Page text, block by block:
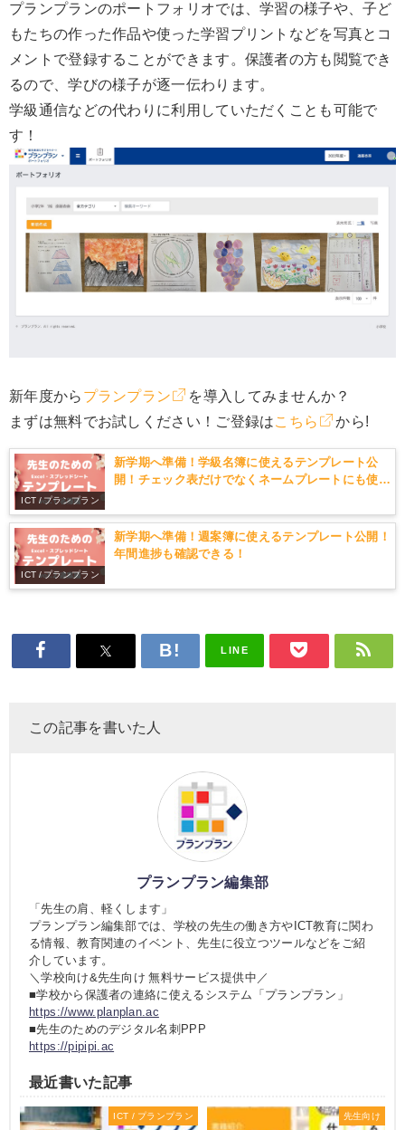
プランプランのポートフォリオでは、学習の様子や、子ど
もたちの作った作品や使った学習プリントなどを写真とコ
メントで登録することができます。保護者の方も閲覧でき
るので、学びの様子が逐一伝わります。
学級通信などの代わりに利用していただくことも可能で
す！
新年度から プランプラン
を導入してみませんか？
まずは無料でお試しください！ご登録は こちら から!
ICT / プランプラン
新学期へ準備！学級名簿に使えるテンプレート公
開！チェック表だけでなくネームプレートにも使え
ICT / プランプラン
新学期へ準備！週案簿に使えるテンプレート公開！
年間進捗も確認できる！
LINE
この記事を書いた人
プランプラン編集部
「先生の肩、軽くします」
プランプラン編集部では、学校の先生の働き方やICT教育に関わ
る情報、教育関連のイベント、先生に役立つツールなどをご紹
介しています。
＼学校向け&先生向け 無料サービス提供中／
■学校から保護者の連絡に使えるシステム「プランプラン」
https://www.planplan.ac
■先生のためのデジタル名刺PPP
https://pipipi.ac
最近書いた記事
ICT / プランプラン 先生向け